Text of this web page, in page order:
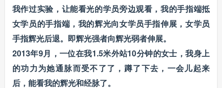
我作过实验，让能看光的学员旁边观看，我的手指端抵
女学员的手指端，我的辉光向女学员手指伸展，女学员
手指辉光后退。即辉光强者向辉光弱者伸展。
2013年9月，一位在我1.5米外站10分钟的女士，我身上
的功力为她通脉而受不了了，蹲了下去，一会儿起来
后，能看我的辉光和经脉了。